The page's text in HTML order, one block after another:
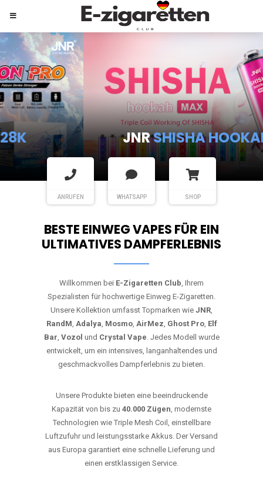
JNRSHISHA HOOKAH MAX
ANRUFEN WHATSAPP SHOP
BESTE EINWEG VAPES FÜR EIN
ULTIMATIVES DAMPFERLEBNIS
Willkommen bei E-Zigaretten Club, Ihrem
Spezialisten für hochwertige Einweg E-Zigaretten.
Unsere Kollektion umfasst Topmarken wie JNR,
RandM, Adalya, Mosmo, AirMez, Ghost Pro, Elf
Bar, Vozol und Crystal Vape. Jedes Modell wurde
entwickelt, um ein intensives, langanhaltendes und
geschmackvolles Dampferlebnis zu bieten.
Unsere Produkte bieten eine beeindruckende
Kapazität von bis zu 40.000 Zügen, modernste
Technologien wie Triple Mesh Coil, einstellbare
Luftzufuhr und leistungsstarke Akkus. Der Versand
aus Europa garantiert eine schnelle Lieferung und
einen erstklassigen Service.